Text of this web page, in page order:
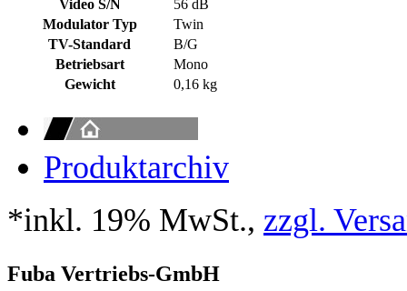
Video S/N
56 dB
Modulator Typ
Twin
TV-Standard
B/G
Betriebsart
Mono
Gewicht
0,16 kg
Produktarchiv
*inkl. 19% MwSt., zzgl.
Fuba Vertriebs-GmbH